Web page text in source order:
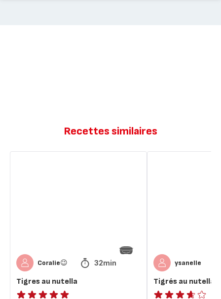
Recettes similaires
Coralie😉 32min
Tigres au nutella
ysanelle
Tigrés au nutella